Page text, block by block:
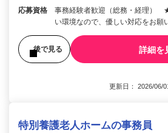
応募資格
事務経験者歓迎（総務・経理）
い環境なので、優しい対応をお願
後で見る 詳細を
更新日： 2026/
特別養護老人ホームの事務員